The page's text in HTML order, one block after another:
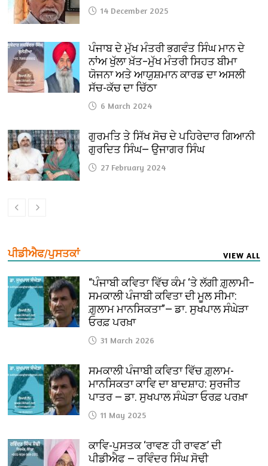
14 December 2025
ਪੰਜਾਬ ਦੇ ਮੁੱਖ ਮੰਤਰੀ ਭਗਵੰਤ ਸਿੰਘ ਮਾਨ ਦੇ
ਨਾਂਅ ਖੁੱਲਾ ਖ਼ੱਤ–ਮੁੱਖ ਮੰਤਰੀ ਸਿਹਤ ਬੀਮਾ
ਯੋਜਨਾ ਅਤੇ ਆਯੁਸ਼ਮਾਨ ਕਾਰਡ ਦਾ ਅਸਲੀ
ਸੱਚ-ਕੱਚ ਦਾ ਚਿੱਠਾ
6 March 2024
ਗੁਰਮਤਿ ਤੇ ਸਿੱਖ ਸੋਚ ਦੇ ਪਹਿਰੇਦਾਰ ਗਿਆਨੀ
ਗੁਰਦਿਤ ਸਿੰਘ— ਉਜਾਗਰ ਸਿੰਘ
27 February 2024
ਪੀਡੀਐਫ/ਪੁਸਤਕਾਂ VIEW ALL
“ਪੰਜਾਬੀ ਕਵਿਤਾ ਵਿੱਚ ਕੰਮ ‘ਤੇ ਲੱਗੀ ਗ਼ੁਲਾਮੀ–
ਸਮਕਾਲੀ ਪੰਜਾਬੀ ਕਵਿਤਾ ਦੀ ਮੂਲ ਸੀਮਾ:
ਗ਼ੁਲਾਮ ਮਾਨਸਿਕਤਾ”— ਡਾ. ਸੁਖਪਾਲ ਸੰਘੇੜਾ
ਓਰਫ਼ ਪਰਖ਼ਾ
31 March 2026
ਸਮਕਾਲੀ ਪੰਜਾਬੀ ਕਵਿਤਾ ਵਿੱਚ ਗ਼ੁਲਾਮ-
ਮਾਨਸਿਕਤਾ ਕਾਵਿ ਦਾ ਬਾਦਸ਼ਾਹ: ਸੁਰਜੀਤ
ਪਾਤਰ — ਡਾ. ਸੁਖਪਾਲ ਸੰਘੇੜਾ ਓਰਫ਼ ਪਰਖ਼ਾ
11 May 2025
ਕਾਵਿ-ਪੁਸਤਕ ‘ਰਾਵਣ ਹੀ ਰਾਵਣ’ ਦੀ
ਪੀਡੀਐਫ — ਰਵਿੰਦਰ ਸਿੰਘ ਸੋਢੀ